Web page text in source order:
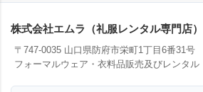
株式会社エムラ（礼服レンタル専門店）
〒747-0035 山口県防府市栄町1丁目6番31号
フォーマルウェア・衣料品販売及びレンタル